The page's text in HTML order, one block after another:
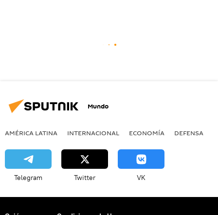
Mundo
AMÉRICA LATINA INTERNACIONAL ECONOMÍA DEFENSA
Telegram Twitter VK